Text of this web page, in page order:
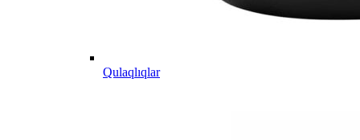
Qulaqlıqlar